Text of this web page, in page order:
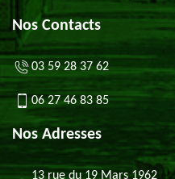
Nos Contacts
03 59 28 37 62
06 27 46 83 85
Nos Adresses
13 rue du 19 Mars 1962